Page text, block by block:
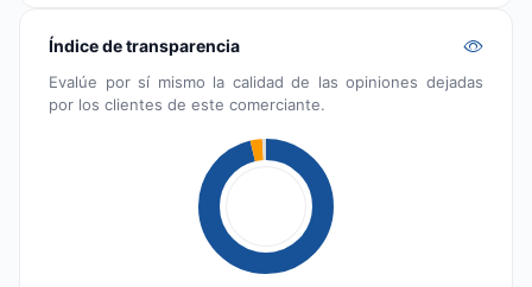
Índice de transparencia
Evalúe por sí mismo la calidad de las opiniones dejadas
por los clientes de este comerciante.